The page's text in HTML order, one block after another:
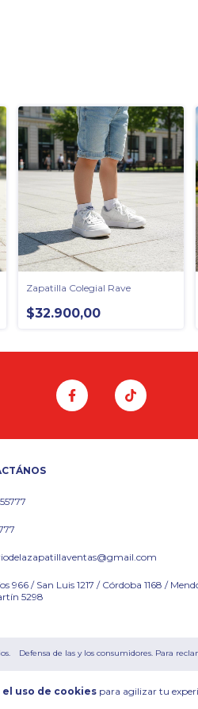
el uso de cookiespara agilizar tu
Zapatilla Colegial Rave
$32.900,00
966 / San Luis 1217 / Córdoba 1168 /
5298
Defensa de las y los consumidores. Para